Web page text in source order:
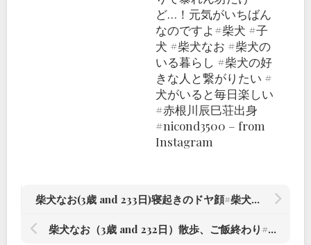
ど…！元気がいちばん
なのですよ#柴犬 #子
犬 #柴犬なお #柴犬の
いる暮らし #柴犬の好
きな人と繋がりたい #
犬がいると毎日楽しい
#赤根川辰巳荘出身
#nicond3500 – from
Instagram
柴犬なお(3歳 and 233日)寝起きのドヤ顔#柴犬#柴犬のいる暮らし #赤根川辰巳荘出身
柴犬なお（3歳 and 232日）散歩、ご飯終わり#柴犬#柴犬のいる暮らし #赤根川辰巳荘出身